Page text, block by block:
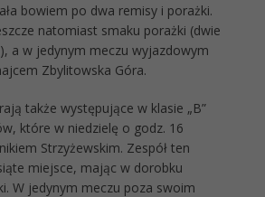
bowiem po dwa remisy i porażki.
natomiast smaku porażki (dwie
a w jedynym meczu wyjazdowym
Zbylitowska Góra.
także występujące w klasie „B”
które w niedzielę o godz. 16
Strzyżewskim. Zespół ten
miejsce, mając w dorobku
W jedynym meczu poza swoim